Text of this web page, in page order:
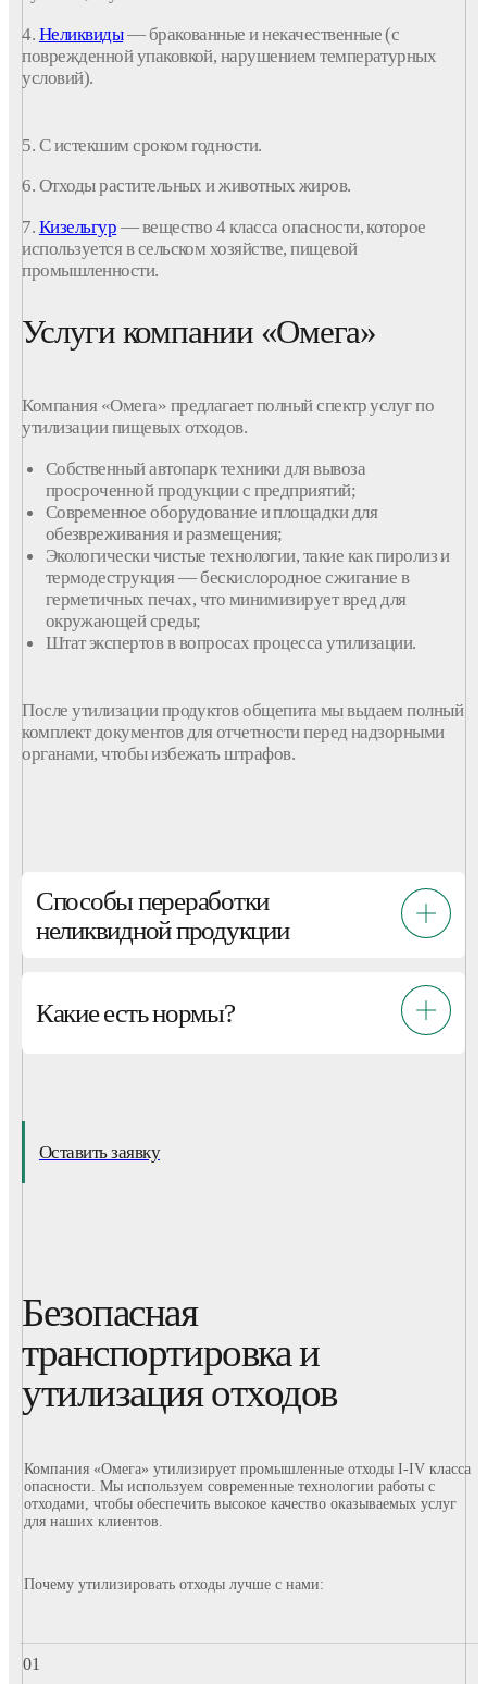
4. Неликвиды— бракованные инекачественные(с
поврежденной упаковкой, нарушением температурных
условий).
5. Систекшим сроком годности.
6. Отходырастительных и животных жиров.
7. Кизельгур — вещество 4класса опасности, которое
используется в сельском хозяйстве,пищевой
промышленности.
Услуги компании «Омега»
Компания «Омега» предлагает полный спектр услуг по
утилизациипищевых отходов.
Собственный автопарк техники длявывоза
просроченнойпродукциис предприятий;
Современное оборудование и площадки для
обезвреживания и размещения;
Экологическичистые технологии, такие как пиролиз и
термодеструкция — бескислородное сжигание в
герметичных печах, что минимизирует вред для
окружающей среды;
Штат экспертов в вопросах процесса утилизации.
Послеутилизациипродуктовобщепита мы выдаем полный
комплект документов для отчетности перед надзорными
органами, чтобы избежатьштрафов.
Способы переработки
неликвидной продукции
Какие есть нормы?
Оставить заявку
Безопасная
транспортировка и
утилизация отходов
Компания «Омега» утилизирует промышленные отходы I-IV класса
опасности. Мы используем современные технологии работы с
отходами, чтобы обеспечить высокое качество оказываемых услуг
для наших клиентов.
Почему утилизировать отходы лучше с нами: